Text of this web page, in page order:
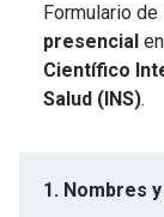
Formulario
presencial
Científico
Salud (INS).
1. Nombres